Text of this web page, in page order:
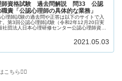
師資格試験 過去問解説 問33 公認
責「公認心理師の具体的な業務」
理師試験の過去問や正答は以下のサイトで入
。第3回公認心理師試験（令和2年12月20日実
社団法人日本心理研修センター公認心理師資格
2021.05.03
こちら💁‍♂️